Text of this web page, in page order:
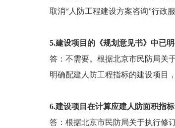
取消“人防工程建设方案咨询”行政
5.建设项目的《规划意见书》中已
答：不需要。根据北京市民防局关
明确配建人防工程指标的建设项目
6.建设项目在计算应建人防面积指
答：根据北京市民防局关于执行修